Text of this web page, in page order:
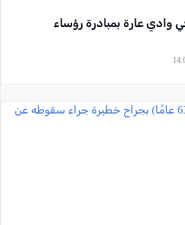
وادي عارة بمبادرة رؤساء